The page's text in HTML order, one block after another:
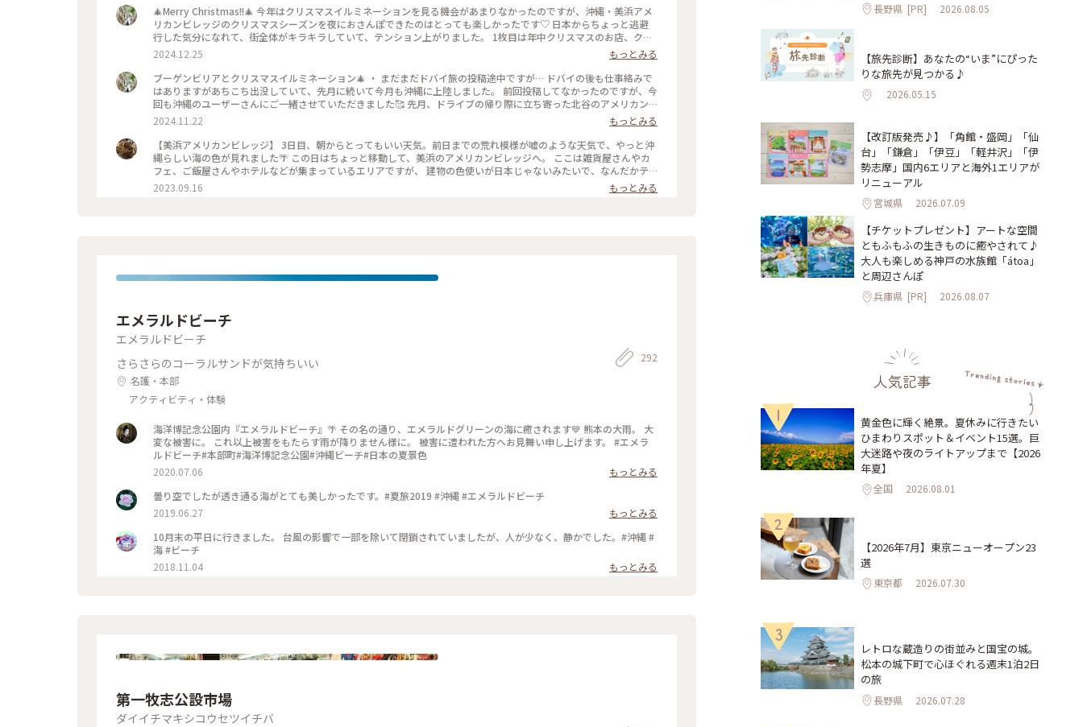
🎄Merry Christmas!!🎄 今年はクリスマスイルミネーションを見る機会があまりなかったのですが、沖縄・美浜アメ
リカンビレッジのクリスマスシーズンを夜におさんぽできたのはとっても楽しかったです♡ 日本からちょっと逃避
行した気分になれて、街全体がキラキラしていて、テンション上がりました。 1枚目は年中クリスマスのお店、クリ
スマスランド。 夕食後、もう閉まっていたので中には入っていませんが、こちらの外観は圧巻でした！ ・ 11月後半
の沖縄。 薄着で楽しむ南国ならではのイルミネーション、快適でゆっくり楽しめました。 ・ すてきなクリスマスを
お過ごしください⭐︎ 📷 2024.11.19 #美浜アメリカンビレッジ #アメリカンビレッジ #北谷 #沖縄 #クリスマスイルミ
ネーション #クリスマス #イルミネーション #ベストトリップ2024
2024.12.25
もっとみる
ブーゲンビリアとクリスマスイルミネーション🎄 ・ まだまだドバイ旅の投稿途中ですが… ドバイの後も仕事絡みで
はありますがあちこち出没していて、先月に続いて今月も沖縄に上陸しました。 前回投稿してなかったのですが、今
回も沖縄のユーザーさんにご一緒させていただきました🥰 先月、ドライブの帰り際に立ち寄った北谷のアメリカン
ビレッジ。次はぜひ夜に！と、今回仕事終わりに北谷に向かいました。合流して食事の前後にアメリカンビレッジを
散策しましたが、クリスマスイルミネーションが始まっていて本当に綺麗でした！今年初のクリスマスイルミは沖縄
で。とっても気分が上がります。 そしてこんなに快適な気温の中で楽しむイルミネーションは初めてかも！寒くもな
く、暑くもなく、平日なので人も少なめでよかったです。 ブーゲンビリアやヤシの木など、南国の植物との組み合わ
せも新鮮でした。 素敵なクリスマスシーズンのはじまりになりました。 #美浜アメリカンビレッジ #アメリカンビレ
2024.11.22
もっとみる
【美浜アメリカンビレッジ】 3日目、朝からとってもいい天気。前日までの荒れ模様が嘘のような天気で、やっと沖
縄らしい海の色が見れました🌴 この日はちょっと移動して、美浜のアメリカンビレッジへ。 ここは雑貨屋さんやカ
フェ、ご飯屋さんやホテルなどが集まっているエリアですが、 建物の色使いが日本じゃないみたいで、なんだかテ
ーマパークの中か映画とかのセットの中へ紛れ込んでしまったみたいで面白いです。 小腹が空いたので、GO KINGS
CAFEさんでひと休み。カレーパンとレモンスカッシュをいただきました。 （2023.9.3） #カレーパン #美浜 #ことり
2023.09.16 もっとみる
エメラルドビーチ
エメラルドビーチ
さらさらのコーラルサンドが気持ちいい
名護・本部
アクティビティ・体験
292
海洋博記念公園内『エメラルドビーチ』🌴 その名の通り、エメラルドグリーンの海に癒されます💙 熊本の大雨。 大
変な被害に。 これ以上被害をもたらす雨が降りません様に。 被害に遭われた方へお見舞い申し上げます。 #エメラ
ルドビーチ#本部町#海洋博記念公園#沖縄ビーチ#日本の夏景色
2020.07.06
もっとみる
曇り空でしたが透き通る海がとても美しかったです。#夏旅2019 #沖縄 #エメラルドビーチ
2019.06.27
もっとみる
10月末の平日に行きました。 台風の影響で一部を除いて閉鎖されていましたが、人が少なく、静かでした。#沖縄 #
海 #ビーチ
2018.11.04
もっとみる
第一牧志公設市場
ダイイチマキシコウセツイチバ
長野県 [PR] 2026.08.05
【旅先診断】あなたの“いま”にぴった
りな旅先が見つかる♪
2026.05.15
【改訂版発売♪】「角館・盛岡」「仙
台」「鎌倉」「伊豆」「軽井沢」「伊
勢志摩」国内6エリアと海外1エリアが
リニューアル
宮城県 2026.07.09
【チケットプレゼント】アートな空間
ともふもふの生きものに癒やされて♪
大人も楽しめる神戸の水族館「átoa」
と周辺さんぽ
兵庫県 [PR] 2026.08.07
人気記事
1
黄金色に輝く絶景。夏休みに行きたい
ひまわりスポット＆イベント15選。巨
大迷路や夜のライトアップまで【2026
年夏】
全国 2026.08.01
2
【2026年7月】東京ニューオープン23
選
東京都 2026.07.30
3
レトロな蔵造りの街並みと国宝の城。
松本の城下町で心ほぐれる週末1泊2日
の旅
長野県 2026.07.28